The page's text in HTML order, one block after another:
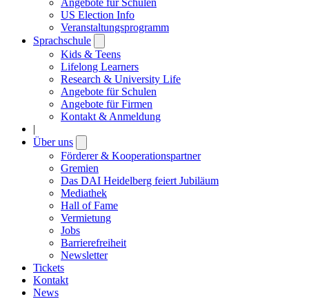
US Election Info
Veranstaltungsprogramm
Sprachschule
submenu
Kids & Teens
Lifelong Learners
Research & University Life
Angebote für Schulen
Angebote für Firmen
Kontakt & Anmeldung
|
Über uns
submenu
Förderer & Kooperationspartner
Gremien
Das DAI Heidelberg feiert Jubiläum
Mediathek
Hall of Fame
Vermietung
Jobs
Barrierefreiheit
Newsletter
Tickets
Kontakt
News